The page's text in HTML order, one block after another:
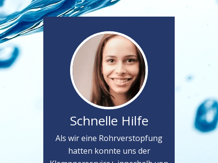
Schnelle Hilfe
Als wir eine Rohrverstopfung
hatten konnte uns der